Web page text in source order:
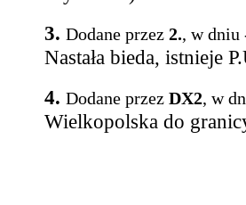
3. Dodane przez 2., w dniu
Nastała bieda, istnieje
4. Dodane przez DX2, w
Wielkopolska do